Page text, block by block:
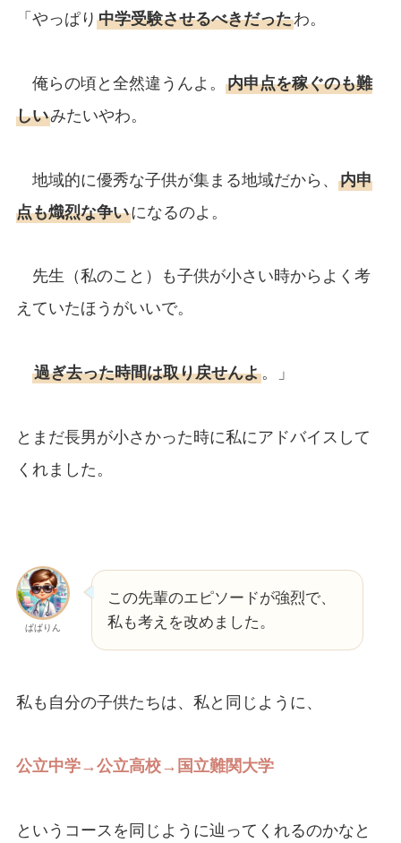
「やっぱり 中学受験させるべきだったわ。
俺らの頃と全然違うんよ。 内申点を稼ぐのも難
しいみたいやわ。
地域的に優秀な子供が集まる地域だから、 内申
点も熾烈な争いになるのよ。
先生（私のこと）も子供が小さい時からよく考
えていたほうがいいで。
過ぎ去った時間は取り戻せんよ。」
とまだ長男が小さかった時に私にアドバイスして
くれました。
ぱぱりん
この先輩のエピソードが強烈で、
私も考えを改めました。
私も自分の子供たちは、私と同じように、
公立中学→公立高校→国立難関大学
というコースを同じように辿ってくれるのかなと